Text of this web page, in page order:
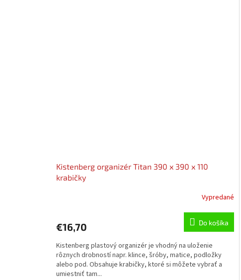
Kistenberg organizér Titan 390 x 390 x 110
krabičky
Vypredané
€16,70 Do košíka
Kistenberg plastový organizér je vhodný na uloženie
rôznych drobností napr. klince, šróby, matice, podložky
alebo pod. Obsahuje krabičky, ktoré si môžete vybrať a
umiestniť tam...